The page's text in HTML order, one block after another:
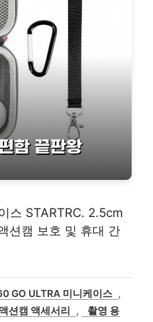
스 STARTRC. 2.5cm
션캠 보호 및 휴대 간
GO ULTRA 미니케이스 ,
액션캠 액세서리 ,
촬영 용